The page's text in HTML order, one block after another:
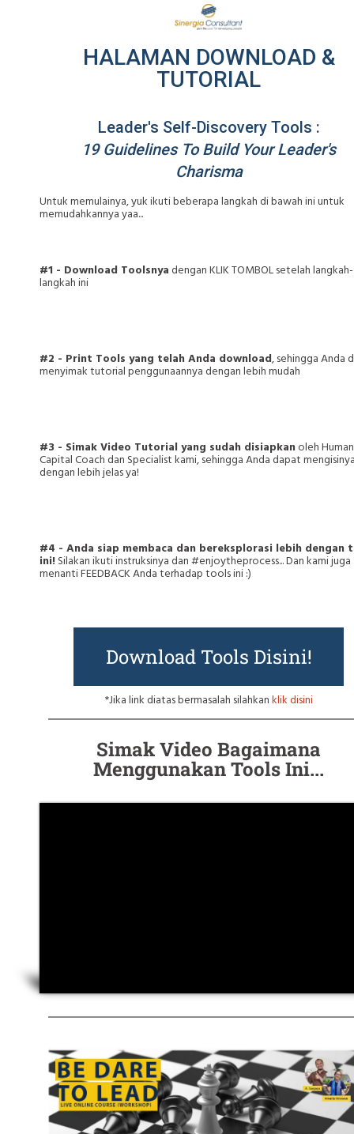
HALAMAN DOWNLOAD &
TUTORIAL
Leader's Self-Discovery Tools :
19 Guidelines To Build Your Leader's
Charisma
Untuk memulainya, yuk ikuti beberapa langkah di bawah ini untuk
memudahkannya yaa...
#1 - Download Toolsnya dengan KLIK TOMBOL setelah langkah-
langkah ini
#2 - Print Tools yang telah Anda download, sehingga Anda
menyimak tutorial penggunaannya dengan lebih mudah
#3 - Simak Video Tutorial yang sudah disiapkanoleh Human
Capital Coach dan Specialist kami, sehingga Anda dapat
dengan lebih jelas ya!
#4 - Anda siap membaca dan bereksplorasi lebih dengan
ini!Silakan ikuti instruksinya dan #enjoytheprocess... Dan kami juga
menanti FEEDBACK Anda terhadap tools ini :)
Download Tools Disini!
*Jika link diatas bermasalah silahkanklik disini
Simak Video Bagaimana
Menggunakan Tools Ini...